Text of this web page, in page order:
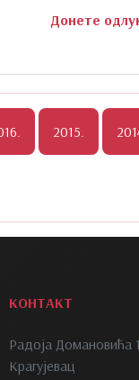
Донете
КОНТАКТ
Радоја Домановића
Крагујевац